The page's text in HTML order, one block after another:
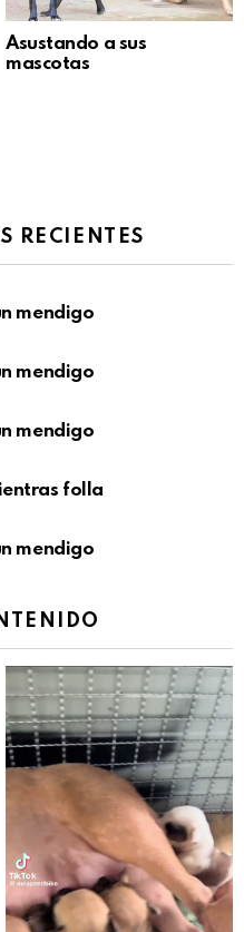
Asustando a sus
mascotas
RECIENTES
mendigo
mendigo
mendigo
folla
mendigo